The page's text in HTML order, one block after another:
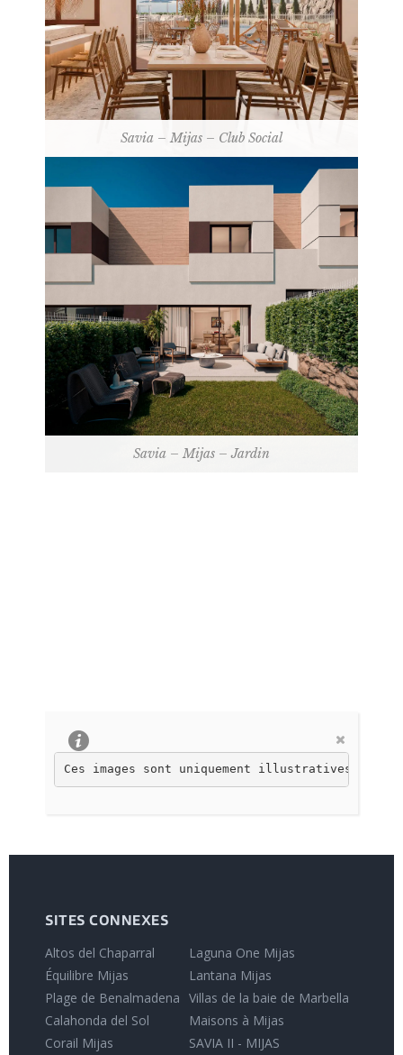
Savia – Mijas – Club Social
Savia – Mijas – Jardin
Ces images sont uniquement illustratives et
SITES CONNEXES
Altos del Chaparral
Équilibre Mijas
Plage de Benalmadena
Calahonda del Sol
Corail Mijas
Laguna One Mijas
Lantana Mijas
Villas de la baie de Marbella
Maisons à Mijas
SAVIA II - MIJAS